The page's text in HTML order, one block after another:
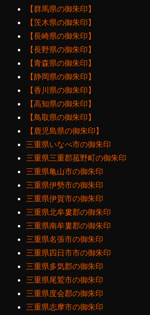
【群馬県の御朱印】
【茨木県の御朱印】
【長崎県の御朱印】
【長野県の御朱印】
【青森県の御朱印】
【静岡県の御朱印】
【香川県の御朱印】
【高知県の御朱印】
【鳥取県の御朱印】
【鹿児島県の御朱印】
三重県いなべ市の御朱印
三重県三重郡菰野町の御朱印
三重県亀山市の御朱印
三重県伊勢市の御朱印
三重県伊賀市の御朱印
三重県北牟婁郡の御朱印
三重県南牟婁郡の御朱印
三重県名張市の御朱印
三重県四日市市の御朱印
三重県多気郡の御朱印
三重県尾鷲市の御朱印
三重県度会郡の御朱印
三重県志摩市の御朱印